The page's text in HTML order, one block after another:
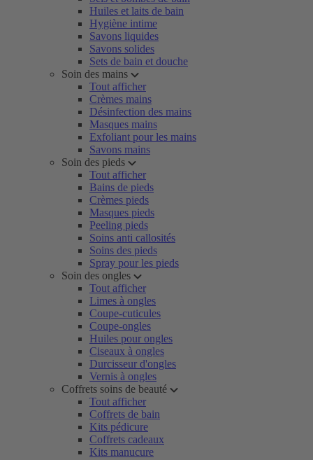
Huiles et laits de bain
Hygiène intime
Savons liquides
Savons solides
Sets de bain et douche
Soin des mains
Tout afficher
Crèmes mains
Désinfection des mains
Masques mains
Exfoliant pour les mains
Savons mains
Soin des pieds
Tout afficher
Bains de pieds
Crèmes pieds
Masques pieds
Peeling pieds
Soins anti callosités
Soins des pieds
Spray pour les pieds
Soin des ongles
Tout afficher
Limes à ongles
Coupe-cuticules
Coupe-ongles
Huiles pour ongles
Ciseaux à ongles
Durcisseur d'ongles
Vernis à ongles
Coffrets soins de beauté
Tout afficher
Coffrets de bain
Kits pédicure
Coffrets cadeaux
Kits manucure